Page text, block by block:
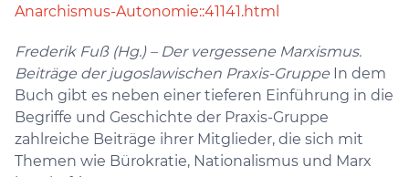
Anarchismus-Autonomie::41141.html
Frederik Fuß (Hg.) – Der vergessene Marxismus.
Beiträge der jugoslawischen Praxis-Gruppe In dem
Buch gibt es neben einer tieferen Einführung in die
Begriffe und Geschichte der Praxis-Gruppe
zahlreiche Beiträge ihrer Mitglieder, die sich mit
Themen wie Bürokratie, Nationalismus und Marx